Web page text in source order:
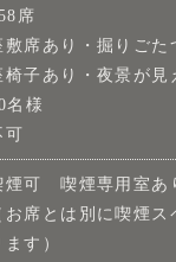
席
敷席あり・掘りごた
椅子あり・夜景が見
名様
可
煙可 喫煙専用室あ
お席とは別に喫煙
ます）